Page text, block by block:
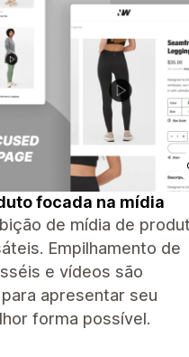
focada na mídia
de mídia de
Empilhamento de
e vídeos são
apresentar seu
forma possível.